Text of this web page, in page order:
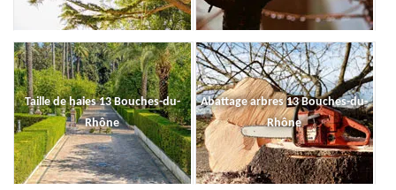
Taille de haies 13 Bouches-du-
Rhône
Abattage arbres 13 Bouches-du-
Rhône